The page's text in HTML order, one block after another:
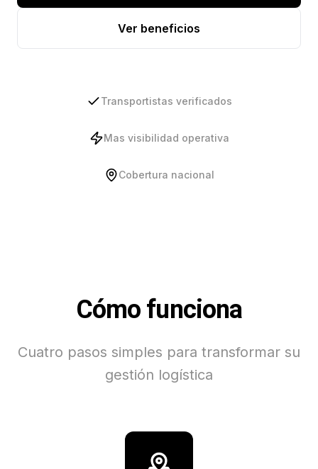
Ver beneficios
Transportistas verificados
Mas visibilidad operativa
Cobertura nacional
Cómo funciona
Cuatro pasos simples para transformar su
gestión logística